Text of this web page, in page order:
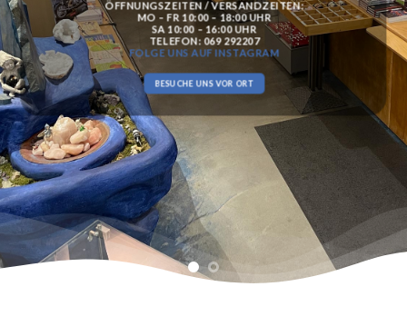
STERNZEICHEN ODER WEITERE GESCHENKINSPIRATIONEN
UND HÜBSCHE VERPACKUNGEN.
GESCHENKIDEEN ENTDECKEN